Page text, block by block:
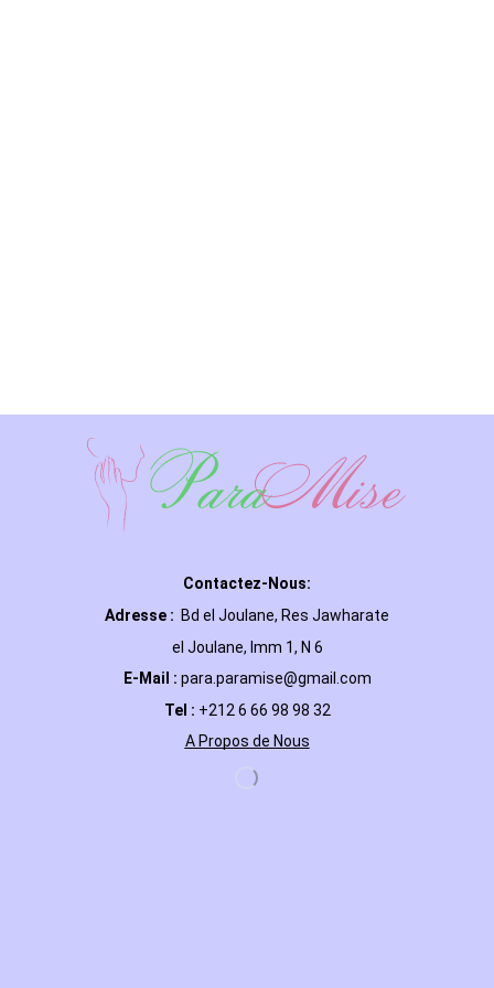
Contactez-Nous:
Adresse : Bd el Joulane, Res Jawharate
el Joulane, Imm 1, N 6
E-Mail : para.paramise@gmail.com
Tel : +212 6 66 98 98 32
A Propos de Nous